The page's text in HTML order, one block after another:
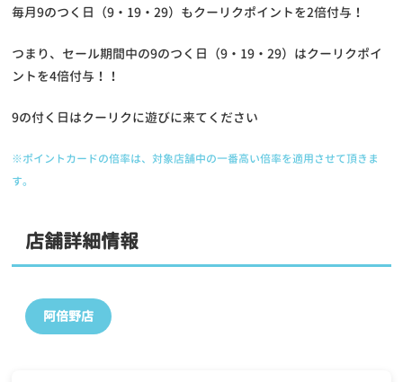
毎月9のつく日（9・19・29）もクーリクポイントを2倍付与！
つまり、セール期間中の9のつく日（9・19・29）はクーリクポイ
ントを4倍付与！！
9の付く日はクーリクに遊びに来てください
※ポイントカードの倍率は、対象店舗中の一番高い倍率を適用させて頂きま
す。
店舗詳細情報
阿倍野店